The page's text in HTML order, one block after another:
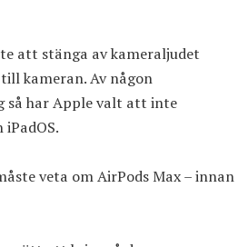
att stänga av kameraljudet
kameran. Av någon
så har Apple valt att inte
veta om AirPods Max – innan